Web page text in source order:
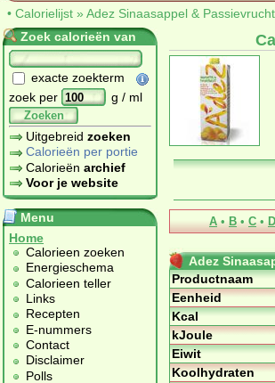
• Calorielijst » Adez Sinaasappel &
Zoek calorieën van
exacte zoekterm
zoek per
g / ml
Zoeken
Uitgebreid zoeken
Calorieën per portie
Calorieën archief
Voor je website
Menu
Home
Calorieen zoeken
Energieschema
Calorieen teller
Links
Recepten
E-nummers
Contact
Disclaimer
Polls
A • B • C • D
Adez
Productnaam
Eenheid
Kcal
kJoule
Eiwit
Koolhydraten